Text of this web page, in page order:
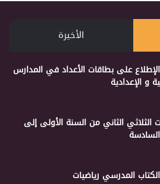
الأخيرة
على بطاقات الأعداد في المدارس
و الإعدادية
الثلاثي الثاني من السنة الأولى إلى
المدرسي رياضيات